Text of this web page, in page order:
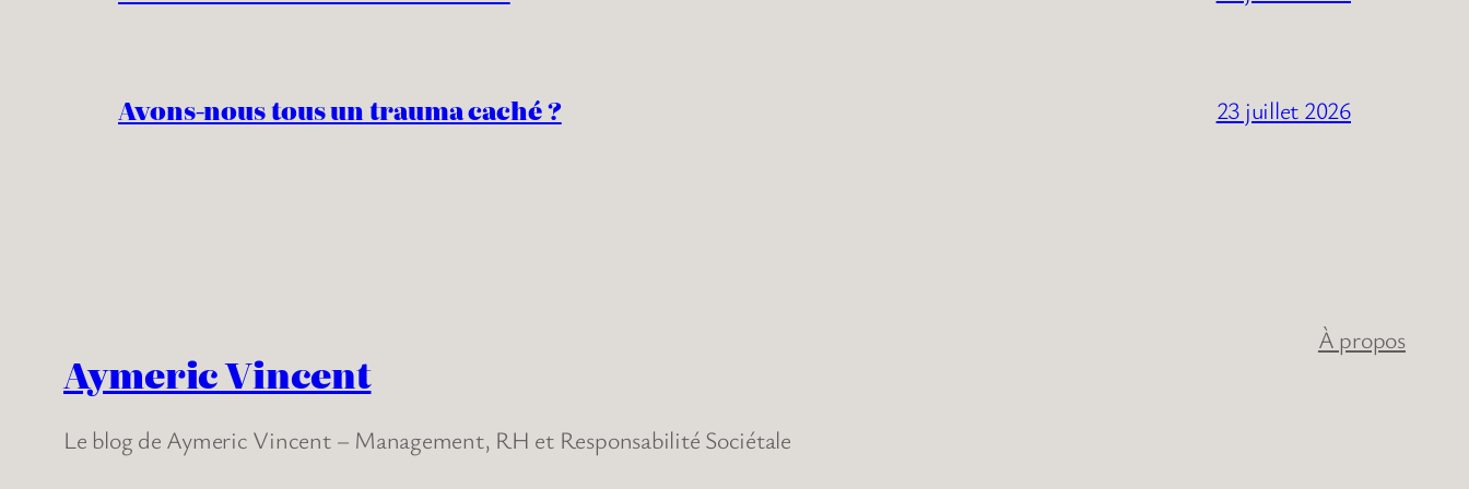
Avons-nous tous un trauma caché ? 23 juillet 2026
Aymeric Vincent
Le blog de Aymeric Vincent – Management, RH et Responsabilité Sociétale
À propos